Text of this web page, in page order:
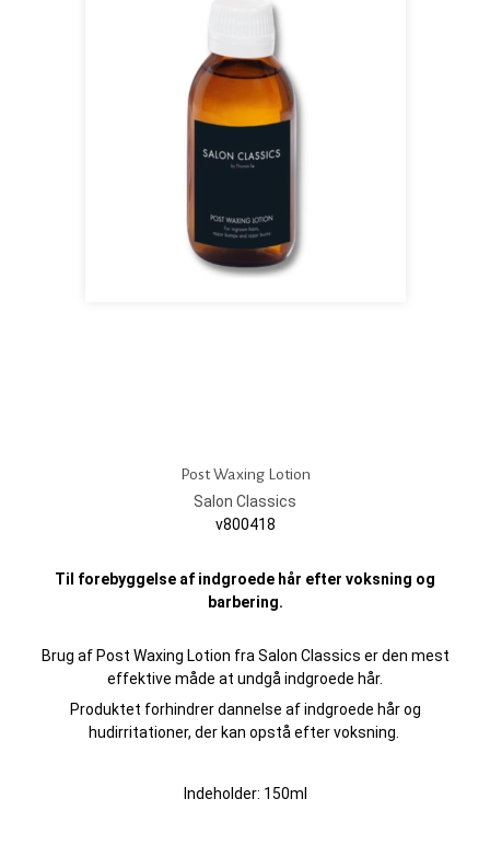
Post Waxing Lotion
Salon Classics
v800418
Til forebyggelse af indgroede hår efter voksning og
barbering.
Brug af Post Waxing Lotion fra Salon Classics er den mest
effektive måde at undgå indgroede hår.
Produktet forhindrer dannelse af indgroede hår og
hudirritationer, der kan opstå efter voksning.
Indeholder: 150ml